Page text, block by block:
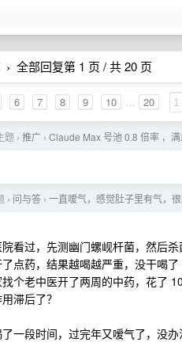
› 全部回复第 1 页 / 共 20 页
6 7 8 9 10 ... 20
题 › 推广 › Claude Max 号池 0.8 倍率 ，
› 问与答 › 一直嗳气，感觉肚子里有气，
看过，先测幽门螺岘杆菌，然后杀
点药，结果越喝越严重，没干喝了
个老中医开了两周的中药，花了
滞后了？
一段时间，过完年又嗳气了，没